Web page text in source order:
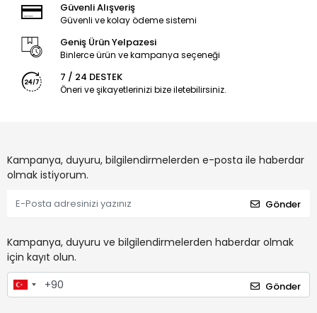
Güvenli Alışveriş
Güvenli ve kolay ödeme sistemi
Geniş Ürün Yelpazesi
Binlerce ürün ve kampanya seçeneği
7 / 24 DESTEK
Öneri ve şikayetlerinizi bize iletebilirsiniz.
Kampanya, duyuru, bilgilendirmelerden e-posta ile haberdar
olmak istiyorum.
Gönder
Kampanya, duyuru ve bilgilendirmelerden haberdar olmak
için kayıt olun.
Gönder